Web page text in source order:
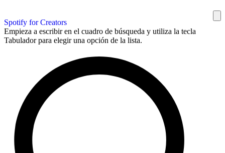
Spotify for Creators
Empieza a escribir en el cuadro de búsqueda y utiliza la tecla
Tabulador para elegir una opción de la lista.